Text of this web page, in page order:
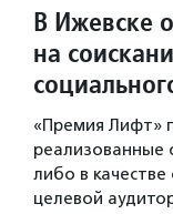
В Ижевске
на
«Премия Лифт»
реализованные
либо в качестве
целевой